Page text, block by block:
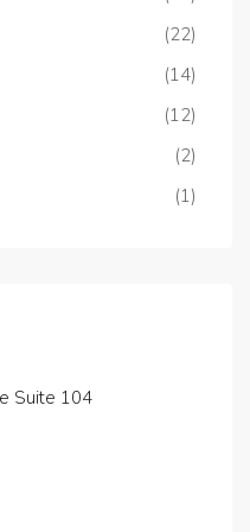
(22)
(14)
(12)
(2)
(1)
Suite 104